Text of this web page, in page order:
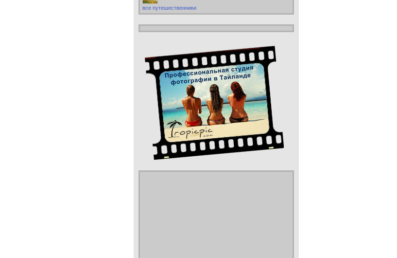
все путешественники